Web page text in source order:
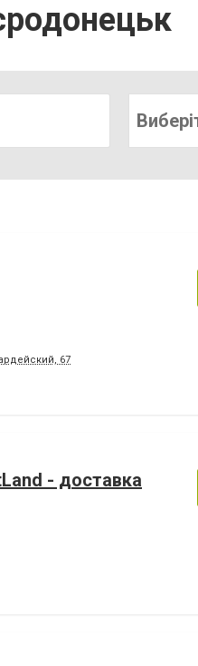
67
- доставка